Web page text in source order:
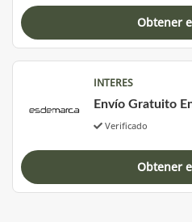
Obtener
INTERES
Envío Gratuito
Verificado
Obtener